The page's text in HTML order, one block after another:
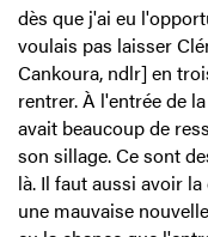
dès que j'ai eu
voulais pas laisser
Cankoura, ndlr] en
rentrer. À l'entrée de
avait beaucoup de
son sillage. Ce sont
là. Il faut aussi avoir
une mauvaise